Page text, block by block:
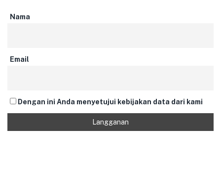
Nama
Email
Dengan ini Anda menyetujui kebijakan data dari kami